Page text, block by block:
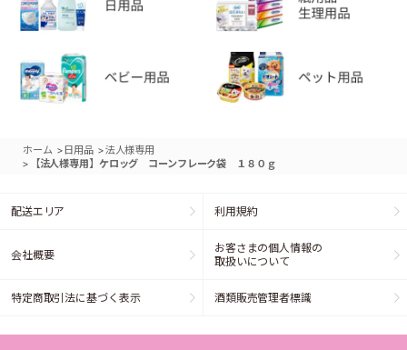
ホーム > 日用品 >法人様専用
> 【法人様専用】ケロッグ コーンフレーク袋 １８０ｇ
配送エリア 利用規約
会社概要
お客さまの個人情報の
取扱いについて
特定商取引法に基づく表示 酒類販売管理者標識